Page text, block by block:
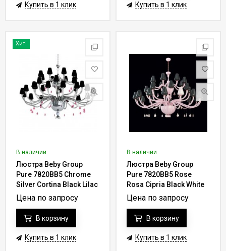
Купить в 1 клик Купить в 1 клик
Хит!
В наличии
Люстра Beby Group
Pure 7820BB5 Chrome
Silver Cortina Black Lilac
Цена по запросу
В корзину
Купить в 1 клик
В наличии
Люстра Beby Group
Pure 7820BB5 Rose
Rosa Cipria Black White
Rose
Цена по запросу
В корзину
Купить в 1 клик